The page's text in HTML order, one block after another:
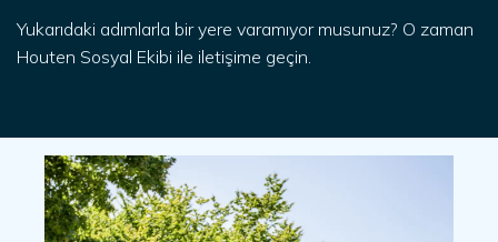
Yukarıdaki adımlarla bir yere varamıyor musunuz? O zaman
Houten Sosyal Ekibi ile iletişime geçin.